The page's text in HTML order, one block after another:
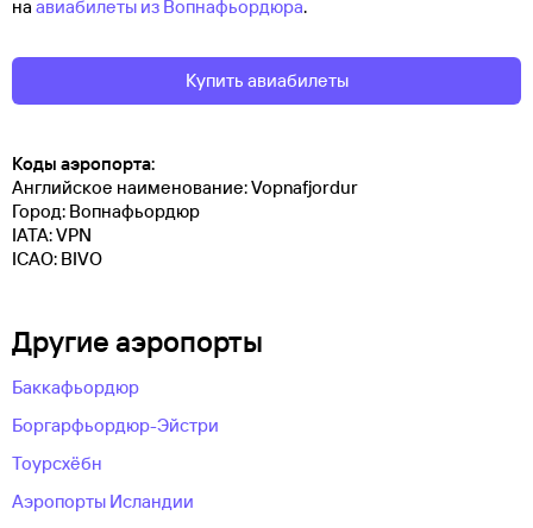
на авиабилеты из Вопнафьордюра.
Купить авиабилеты
Коды аэропорта:
Английское наименование: Vopnafjordur
Город: Вопнафьордюр
IATA: VPN
ICAO: BIVO
Другие аэропорты
Баккафьордюр
Боргарфьордюр-Эйстри
Тоурсхёбн
Аэропорты Исландии